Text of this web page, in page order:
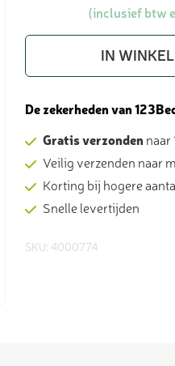
gram
bedankjes
(inclusief btw
IN
De zekerheden van
Gratis verzonden naar
Veilig verzenden naar
Korting bij hogere
Snelle levertijden
SKU: 4000774